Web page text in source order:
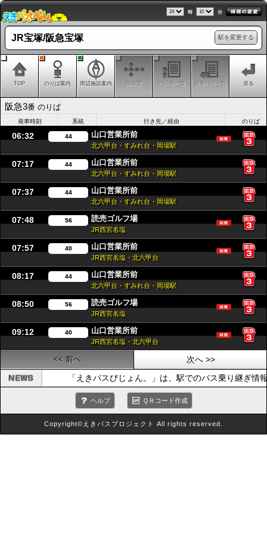
時 分
駅を変更する
JR宝塚/阪急宝塚
TOP のりば案内 周辺施設案内 路線図 バス停一覧 発車バス一覧 戻る
阪急3番 のりば
発車時刻 系統 行き先／経由 のりば
06:32 44 山口営業所前
北六甲台・すみれ台・岡場駅
07:17 44 山口営業所前
北六甲台・すみれ台・岡場駅
07:37 44 山口営業所前
北六甲台・すみれ台・岡場駅
07:48 56 読売ゴルフ場
JR西宮名塩
07:57 40 山口営業所前
JR西宮名塩・北六甲台
08:17 44 山口営業所前
北六甲台・すみれ台・岡場駅
08:50 56 読売ゴルフ場
JR西宮名塩
09:12 40 山口営業所前
JR西宮名塩・北六甲台
<< 前へ
次へ >>
「えきバスびじょん。」は、駅でのバス乗り継ぎ情
ヘルプ ＱＲコード作成
Copyright©えきバスプロジェクト All rights reserved.